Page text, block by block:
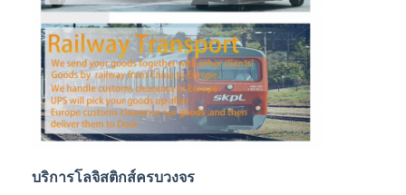
จัดส่งด่วน
การขนส่งสินค้าทางรถไฟ
จัดส่งไปยัง Amazon
บริการโลจิสติกส์ครบวงจร